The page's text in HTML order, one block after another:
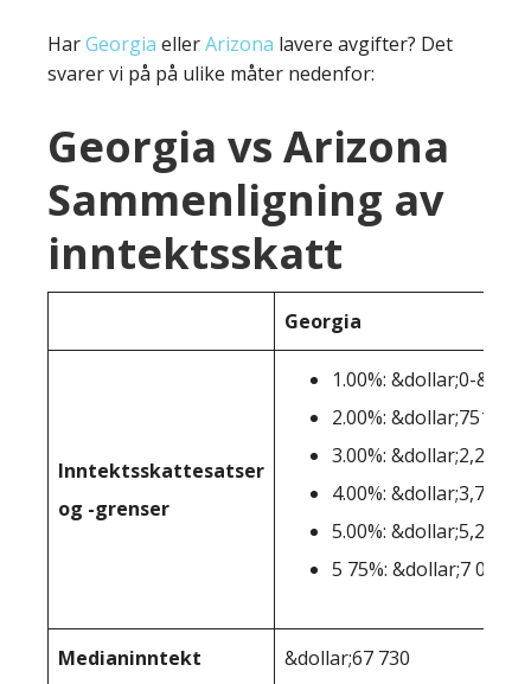
HarGeorgia ellerArizona lavere avgifter? Det
svarer vi på på ulike måter nedenfor:
Georgia vs Arizona
Sammenligning av
inntektsskatt
Georgia
Inntektsskattesatser
og -grenser
1.00%: &dollar;0-
2.00%: &dollar;751-
3.00%: &dollar;2,251-
4.00%: &dollar;3,751-
5.00%: &dollar;5,251-
5 75%: &dollar;7 000+
Medianinntekt &dollar;67 730